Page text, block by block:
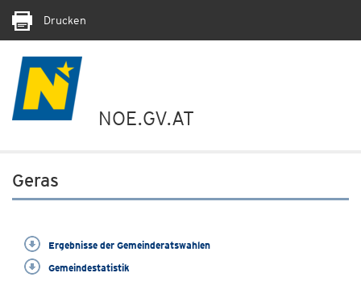
Drucken
NOE.GV.AT
Geras
Ergebnisse der Gemeinderatswahlen
Gemeindestatistik